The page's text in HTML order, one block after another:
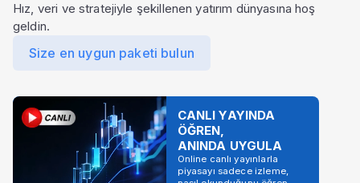
Hız, veri ve stratejiyle şekillenen yatırım dünyasına hoş
geldin.
Size en uygun paketi bulun
CANLI YAYINDA
ÖĞREN,
ANINDA UYGULA
Online canlı yayınlarla
piyasayı sadece izleme,